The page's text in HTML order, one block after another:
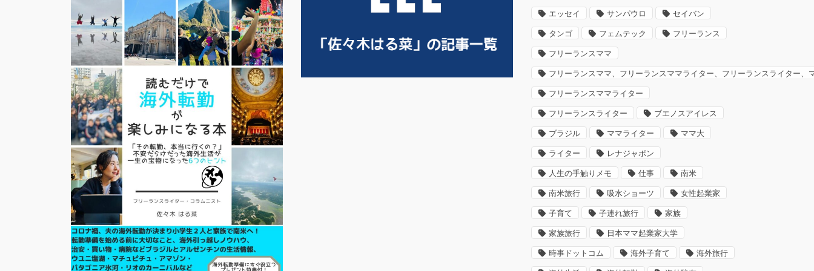
エッセイ サンパウロ セイバン
タンゴ フェムテック フリーランス
フリーランスママ
フリーランスママ、フリーランスママライター、フリーランスライター、
フリーランスママライター
フリーランスライター ブエノスアイレス
ブラジル ママライター ママ大
ライター レナジャポン
人生の手触りメモ 仕事 南米
南米旅行 吸水ショーツ 女性起業家
子育て 子連れ旅行 家族
家族旅行 日本ママ起業家大学
時事ドットコム 海外子育て 海外旅行